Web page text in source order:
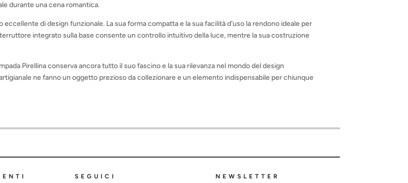
durante una cena romantica.
di design funzionale. La sua forma compatta e la sua facilità d'uso la rendono ideale per
integrato sulla base consente un controllo intuitivo della luce, mentre la sua costruzione
Pirellina conserva ancora tutto il suo fascino e la sua rilevanza nel mondo del design
ne fanno un oggetto prezioso da collezionare e un elemento indispensabile per chiunque
SEGUICI NEWSLETTER